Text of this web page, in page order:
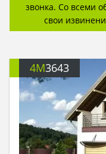
звонка. Со всеми
свои
4M3643